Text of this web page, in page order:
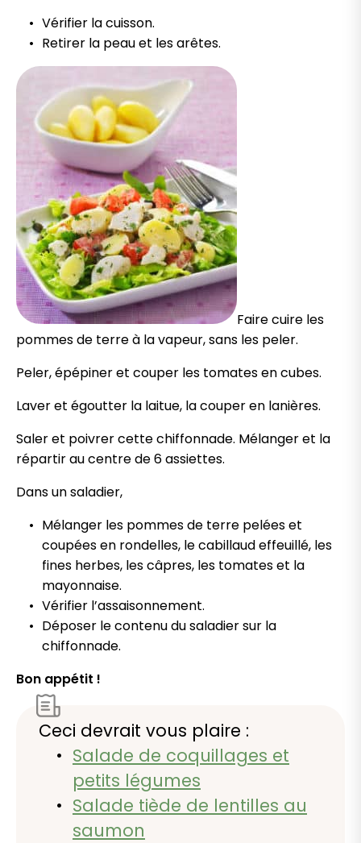
Vérifier la cuisson.
Retirer la peau et les arêtes.
Faire cuire les
pommes de terre à la vapeur, sans les peler.
Peler, épépiner et couper les tomates en cubes.
Laver et égoutter la laitue, la couper en lanières.
Saler et poivrer cette chiffonnade. Mélanger et la
répartir au centre de 6 assiettes.
Dans un saladier,
Mélanger les pommes de terre pelées et
coupées en rondelles, le cabillaud effeuillé, les
fines herbes, les câpres, les tomates et la
mayonnaise.
Vérifier l’assaisonnement.
Déposer le contenu du saladier sur la
chiffonnade.
Bon appétit !
Ceci devrait vous plaire :
Salade de coquillages et
petits légumes
Salade tiède de lentilles au
saumon